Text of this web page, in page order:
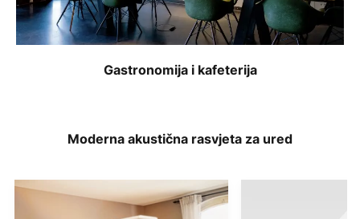
Gastronomija i kafeterija
Moderna akustična rasvjeta za ured